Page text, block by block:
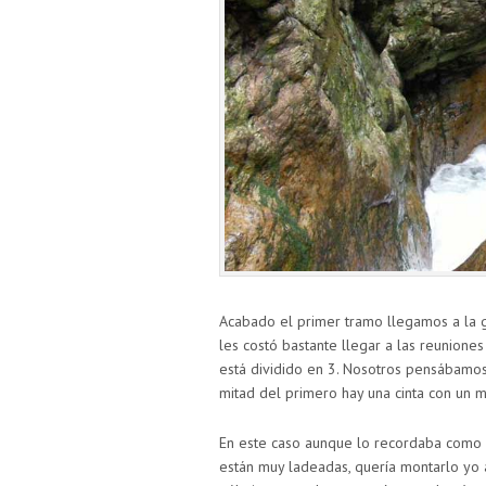
Acabado el primer tramo llegamos a la
les costó bastante llegar a las
está dividido en 3. Nosotros
mitad del primero hay una cinta con un
En este caso aunque lo recordaba
están muy ladeadas, quería montarlo